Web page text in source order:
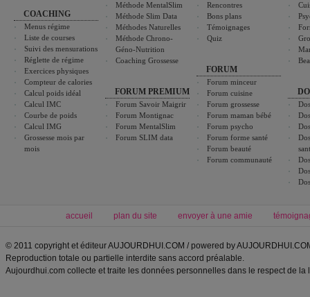
COACHING
Menus régime
Liste de courses
Suivi des mensurations
Réglette de régime
Exercices physiques
Compteur de calories
Calcul poids idéal
Calcul IMC
Courbe de poids
Calcul IMG
Grossesse mois par
mois
Méthode MentalSlim
Méthode Slim Data
Méthodes Naturelles
Méthode Chrono-
Géno-Nutrition
Coaching Grossesse
FORUM PREMIUM
Forum Savoir Maigrir
Forum Montignac
Forum MentalSlim
Forum SLIM data
Rencontres
Bons plans
Témoignages
Quiz
FORUM
Forum minceur
Forum cuisine
Forum grossesse
Forum maman bébé
Forum psycho
Forum forme santé
Forum beauté
Forum communauté
accueil plan du site envoyer à une amie
© 2011 copyright et éditeur AUJOURDHUI.COM / powered by
Reproduction totale ou partielle interdite sans accord préalable.
Aujourdhui.com collecte et traite les données personnelles dans le respect de